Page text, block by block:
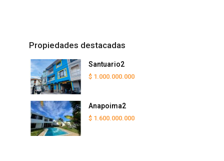
Propiedades destacadas
Santuario2
$ 1.000.000.000
Anapoima2
$ 1.600.000.000